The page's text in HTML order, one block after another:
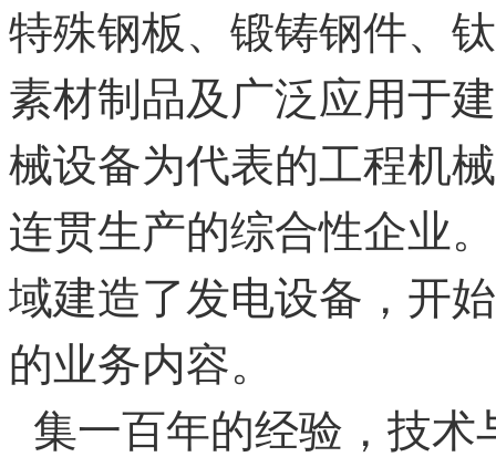
特殊钢板、锻铸钢件、
素材制品及广泛应用于
械设备为代表的工程机
连贯生产的综合性企业
域建造了发电设备，开
的业务内容。
集一百年的经验，技